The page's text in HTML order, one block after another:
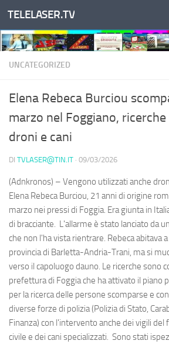
Salta al contenuto
TELELASER.TV
UNCATEGORIZED
Elena Rebeca Burciou
marzo nel Foggiano,
droni e cani
DI TVLASER@TIN.IT · 09/03/2026
(Adnkronos) – Vengono utilizzati anche
Elena Rebeca Burciou, 21 anni di origine
marzo nei pressi di Foggia. Era giunta in
di bracciante. L'allarme è stato lanciato da
che non l'ha vista rientrare. Rebeca abitava a
provincia di Barletta-Andria-Trani, ma si
verso il capoluogo dauno. Le ricerche sono
prefettura di Foggia che ha attivato il piano
per la ricerca delle persone scomparse e
diverse forze di polizia (Polizia di Stato,
Finanza) con l'intervento anche dei vigili del
civile e dei cani specializzati. Sono stati